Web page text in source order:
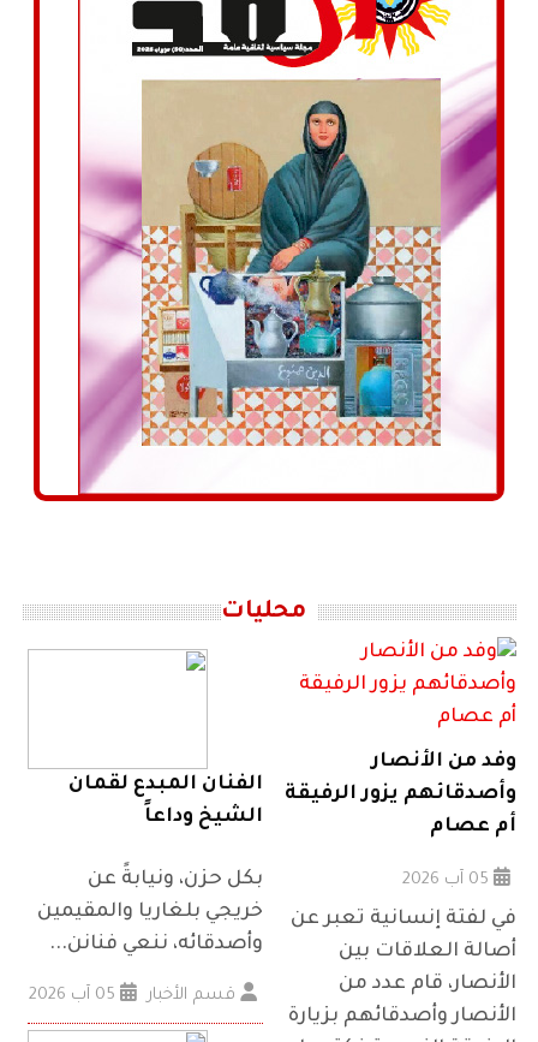
محليات
وفد من الأنصار
وأصدقائهم يزور الرفيقة
أم عصام
في لفتة إنسانية تعبر عن
أصالة العلاقات بين
الأنصار، قام عدد من
الأنصار وأصدقائهم بزيارة
الفنان المبدع لقمان
الشيخ وداعاً
بكل حزن، ونيابةً عن
خريجي بلغاريا والمقيمين
وأصدقائه، ننعي فنانن...
قسم الأخبار